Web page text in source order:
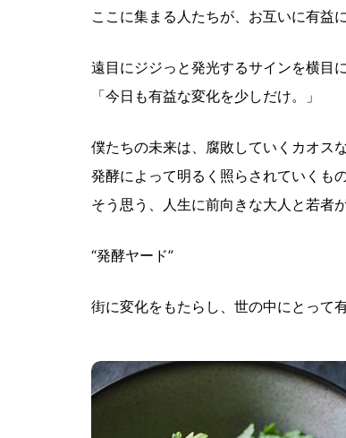
ここに集まる人たちが、お互いに有益
遠目にジジっと発光するサインを横目に
「今日も有益な変化を少しだけ。」
僕たちの未来は、腐敗していくカオス
発酵によって明るく照らされていくも
そう思う、人生に前向きな大人と若者
“発酵ヤード”
街に変化をもたらし、世の中にとって